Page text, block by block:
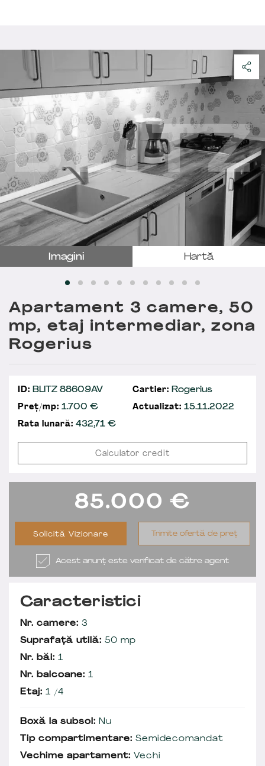
Imagini Hartă
Apartament 3 camere, 50
mp, etaj intermediar, zona
Rogerius
ID: BLITZ 88609AV Cartier: Rogerius
Preț/mp: 1.700 € Actualizat: 15.11.2022
Rata lunară: 432,71€
Calculator credit
85.000 €
Solicită Vizionare Trimite ofertă de preț
Acest anunț este verificat de către agent
Caracteristici
Nr. camere: 3
Suprafață utilă: 50 mp
Nr. băi: 1
Nr. balcoane: 1
Etaj: 1 /4
Boxă la subsol: Nu
Tip compartimentare: Semidecomandat
Vechime apartament: Vechi